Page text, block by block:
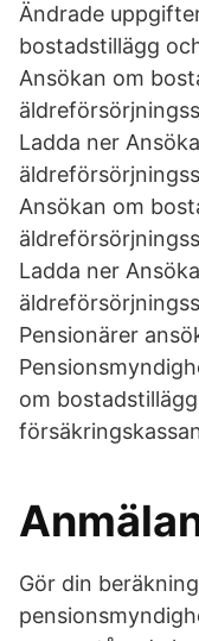
Ändrade
bostadstillägg
Ansökan om
Ladda ner
Ansökan om
Ladda ner
Pensionärer
om
Gör din